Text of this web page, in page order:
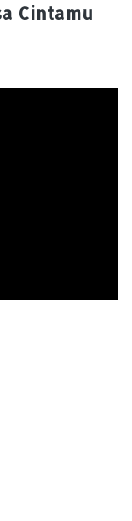
Cintamu